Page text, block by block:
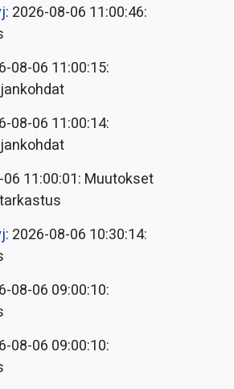
: 2026-08-06 11:00:46:
08-06 11:00:15:
08-06 11:00:14:
06 11:00:01: Muutokset
: 2026-08-06 10:30:14:
08-06 09:00:10:
08-06 09:00:10: